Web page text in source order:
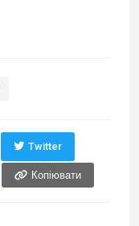
Twitter
Копіювати